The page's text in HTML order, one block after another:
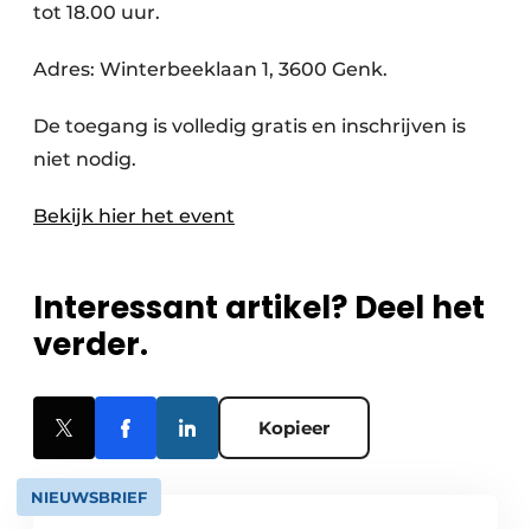
tot 18.00 uur.
Adres: Winterbeeklaan 1, 3600 Genk.
De toegang is volledig gratis en inschrijven is
niet nodig.
Bekijk hier het event
Interessant artikel? Deel het
verder.
Kopieer
NIEUWSBRIEF